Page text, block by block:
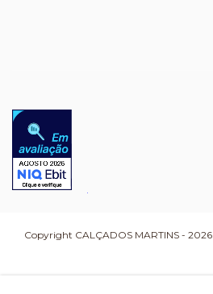
Copyright CALÇADOS MARTINS - 2026